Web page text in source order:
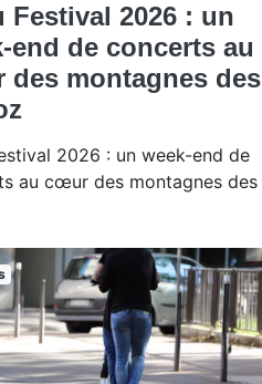
Festival 2026 : un
end de concerts au
montagnes des
2026 : un week-end de
au cœur des montagnes des